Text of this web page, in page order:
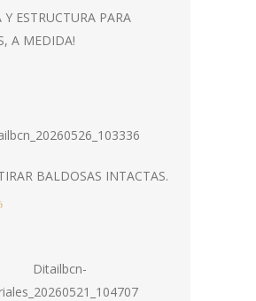
Y ESTRUCTURA PARA
A MEDIDA!
BALDOSAS INTACTAS.